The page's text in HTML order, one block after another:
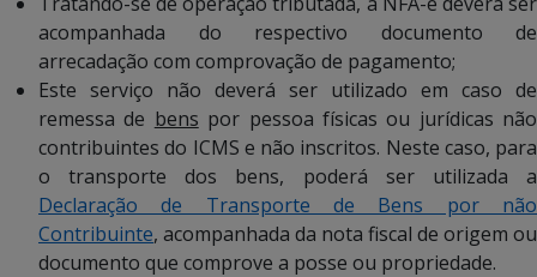
acompanhada do respectivo documento de
arrecadação com comprovação de pagamento;
Este serviço não deverá ser utilizado em caso de
remessa de bens por pessoa físicas ou jurídicas não
contribuintes do ICMS e não inscritos. Neste caso, para
o transporte dos bens, poderá ser utilizada a
Declaração de Transporte de Bens por não
Contribuinte, acompanhada da nota fiscal de origem ou
documento que comprove a posse ou propriedade.